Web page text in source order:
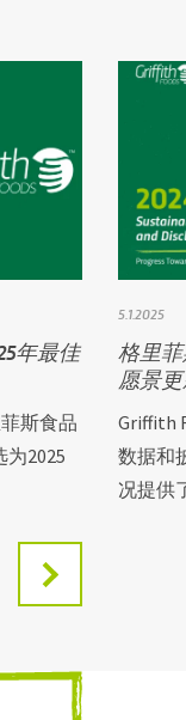
年最佳
斯食品
2025
5.1.2025
格里
愿景
Griffith
数据和
况提